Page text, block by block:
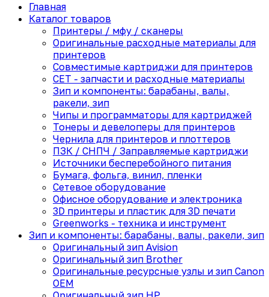
Главная
Каталог товаров
Принтеры / мфу / сканеры
Оригинальные расходные материалы для
принтеров
Совместимые картриджи для принтеров
CET - запчасти и расходные материалы
Зип и компоненты: барабаны, валы,
ракели, зип
Чипы и программаторы для картриджей
Тонеры и девелоперы для принтеров
Чернила для принтеров и плоттеров
ПЗК / СНПЧ / Заправляемые картриджи
Источники бесперебойного питания
Бумага, фольга, винил, пленки
Сетевое оборудование
Офисное оборудование и электроника
3D принтеры и пластик для 3D печати
Greenworks - техника и инструмент
Зип и компоненты: барабаны, валы, ракели, зип
Оригинальный зип Avision
Оригинальный зип Brother
Оригинальные ресурсные узлы и зип Canon
OEM